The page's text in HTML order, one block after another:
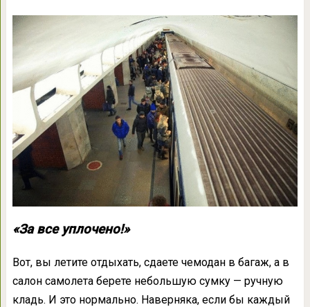
«За все уплочено!»
Вот, вы летите отдыхать, сдаете чемодан в багаж, а в
салон самолета берете небольшую сумку — ручную
кладь. И это нормально. Наверняка, если бы каждый